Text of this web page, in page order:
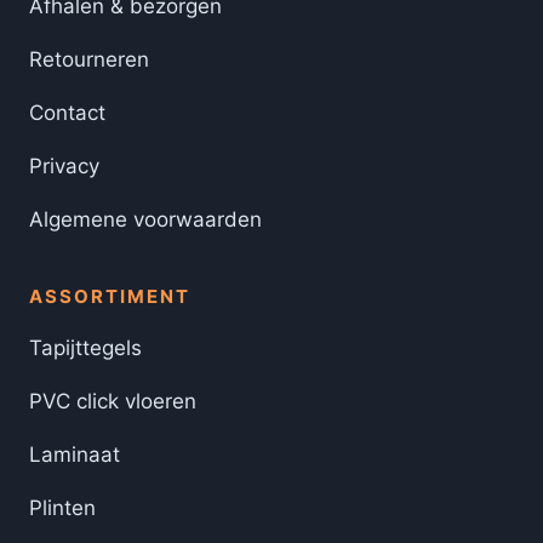
Afhalen & bezorgen
Retourneren
Contact
Privacy
Algemene voorwaarden
ASSORTIMENT
Tapijttegels
PVC click vloeren
Laminaat
Plinten